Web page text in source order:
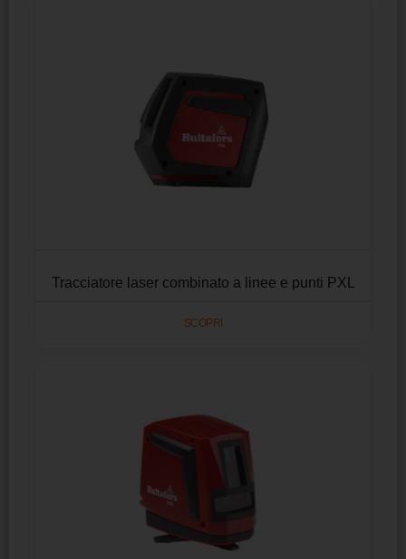
Tracciatore laser combinato a linee e punti PXL
SCOPRI